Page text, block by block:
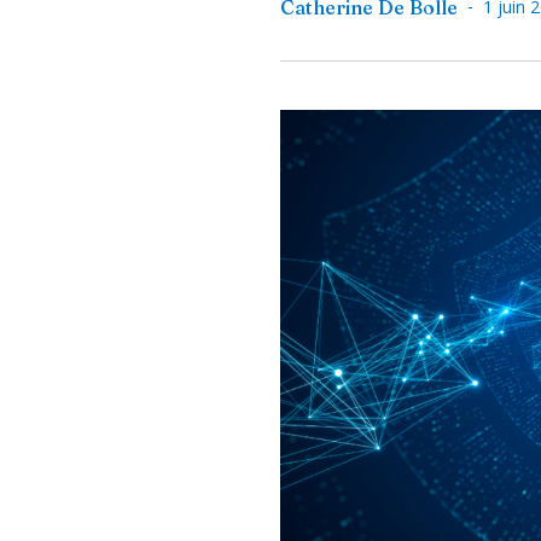
Catherine De Bolle - 1 juin